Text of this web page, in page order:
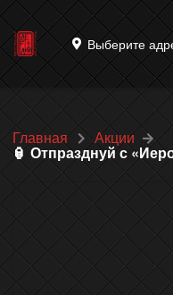
Выберите
Главная Акции
🏮 Отпразднуй с